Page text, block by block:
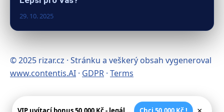
29. 10. 2025
© 2025 rizar.cz · Stránku a veškerý obsah vygeneroval
www.contentis.AI · GDPR · Terms